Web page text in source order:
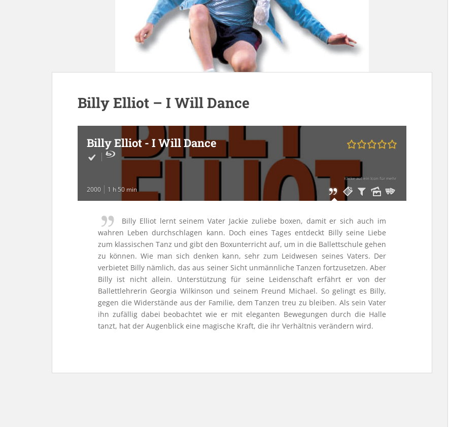
Billy Elliot – I Will Dance
Billy Elliot - I Will Dance
2000 1 h 50 min
Klicke auf ein Icon für mehr
Billy Elliot lernt seinem Vater Jackie zuliebe boxen, damit er sich auch im
wahren Leben durchschlagen kann. Doch eines Tages entdeckt Billy seine Liebe
zum klassischen Tanz und gibt den Boxunterricht auf, um in die Ballettschule gehen
zu können. Wie man sich denken kann, sehr zum Leidwesen seines Vaters. Der
verbietet Billy nämlich, das aus seiner Sicht unmännliche Tanzen fortzusetzen. Aber
Billy ist nicht allein. Unterstützung für seine Leidenschaft erfährt er von der
Ballettlehrerin Georgia Wilkinson und seinem Freund Michael. So gelingt es Billy,
gegen die Widerstände aus der Familie, dem Tanzen treu zu bleiben. Als sein Vater
ihn zufällig dabei beobachtet wie er mit eleganten Bewegungen durch die Halle
tanzt, hat der Augenblick eine magische Kraft, die ihr Verhältnis verändern wird.